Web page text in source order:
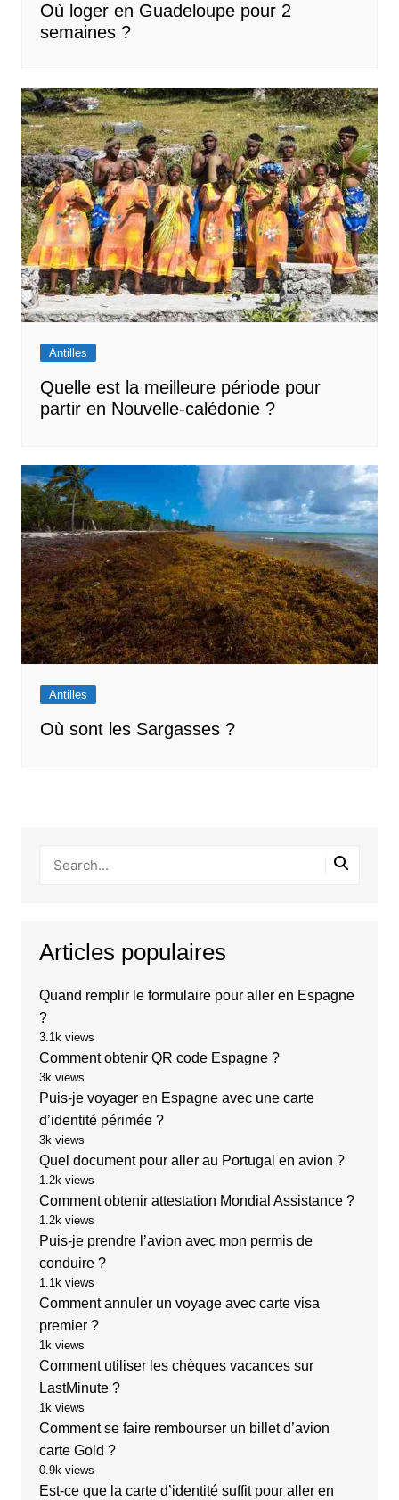
Où loger en Guadeloupe pour 2
semaines ?
Antilles
Quelle est la meilleure période pour
partir en Nouvelle-calédonie ?
Antilles
Où sont les Sargasses ?
Articles populaires
Quand remplir le formulaire pour aller en Espagne
?
3.1k views
Comment obtenir QR code Espagne ?
3k views
Puis-je voyager en Espagne avec une carte
d’identité périmée ?
3k views
Quel document pour aller au Portugal en avion ?
1.2k views
Comment obtenir attestation Mondial Assistance ?
1.2k views
Puis-je prendre l’avion avec mon permis de
conduire ?
1.1k views
Comment annuler un voyage avec carte visa
premier ?
1k views
Comment utiliser les chèques vacances sur
LastMinute ?
1k views
Comment se faire rembourser un billet d’avion
carte Gold ?
0.9k views
Est-ce que la carte d’identité suffit pour aller en